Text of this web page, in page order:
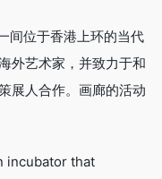
间位于香港上环的当代
外艺术家，并致力于和
展人合作。画廊的活动
incubator that